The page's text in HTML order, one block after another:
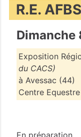
R.E.
Dimanche
Exposition
du CACS)
à Avessac (44)
Centre
En préparation